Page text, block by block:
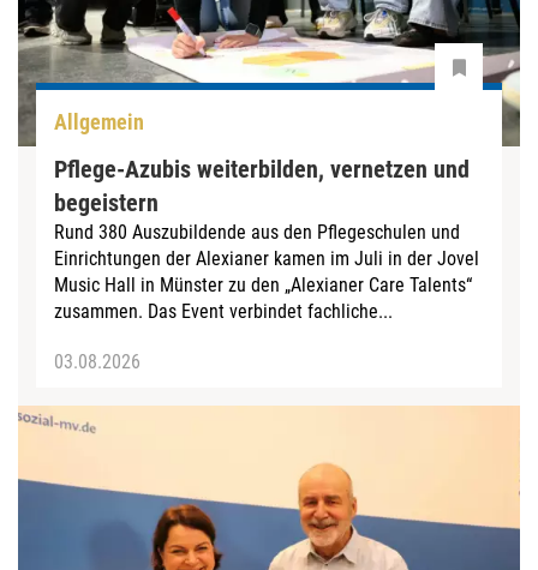
Allgemein
Pflege-Azubis weiterbilden, vernetzen und
begeistern
Rund 380 Auszubildende aus den Pflegeschulen und
Einrichtungen der Alexianer kamen im Juli in der Jovel
Music Hall in Münster zu den „Alexianer Care Talents“
zusammen. Das Event verbindet fachliche...
03.08.2026